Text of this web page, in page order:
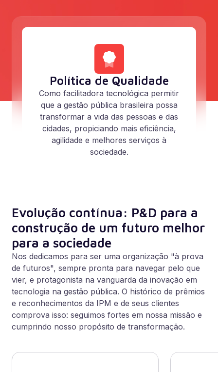
Política de Qualidade
Como facilitadora tecnológica permitir
que a gestão pública brasileira possa
transformar a vida das pessoas e das
cidades, propiciando mais eficiência,
agilidade e melhores serviços à
sociedade.
Evolução contínua: P&D para a
construção de um futuro melhor
para a sociedade
Nos dedicamos para ser uma organização "à prova
de futuros", sempre pronta para navegar pelo que
vier, e protagonista na vanguarda da inovação em
tecnologia na gestão pública. O histórico de prêmios
e reconhecimentos da IPM e de seus clientes
comprova isso: seguimos fortes em nossa missão e
cumprindo nosso propósito de transformação.